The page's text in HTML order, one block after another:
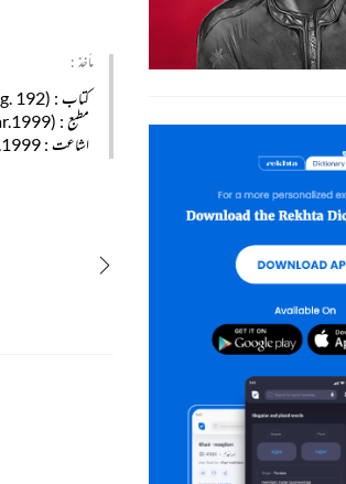
مأخذ :
کتاب : Quarterly TASTEER Lahore (Pg. 192)
مطبع : Room No.-1,1st Floor, Awan Plaza, Shadman Market, Lahore (Issue No. 7,8 Oct 1998 To Mar.1999)
اشاعت : Issue No. 7,8 Oct 1998 To Mar.1999